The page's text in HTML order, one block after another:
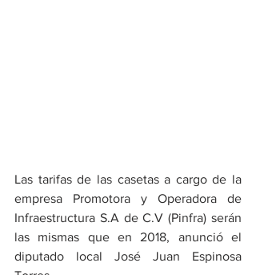
Las tarifas de las casetas a cargo de la
empresa Promotora y Operadora de
Infraestructura S.A de C.V (Pinfra) serán
las mismas que en 2018, anunció el
diputado local José Juan Espinosa